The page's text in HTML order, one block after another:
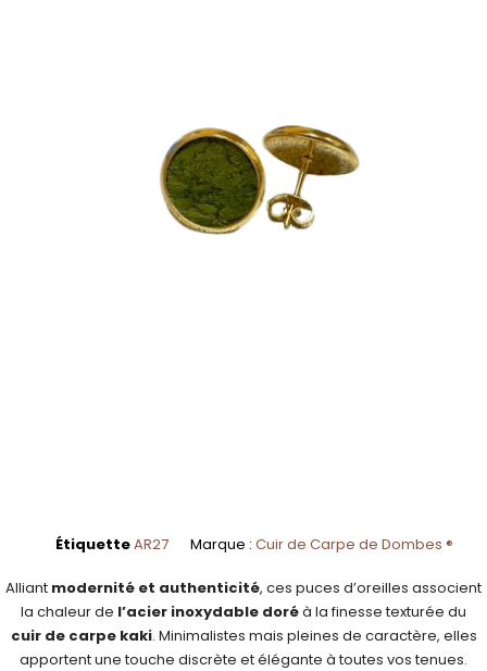
ÉtiquetteAR27 Marque : Cuir de Carpe de Dombes ®
Alliant modernité et authenticité, ces puces d’oreilles associent
la chaleur de l’acier inoxydable doréà la finesse texturée du
cuir de carpe kaki. Minimalistes mais pleines de caractère, elles
apportent une touche discrète et élégante à toutes vos tenues.